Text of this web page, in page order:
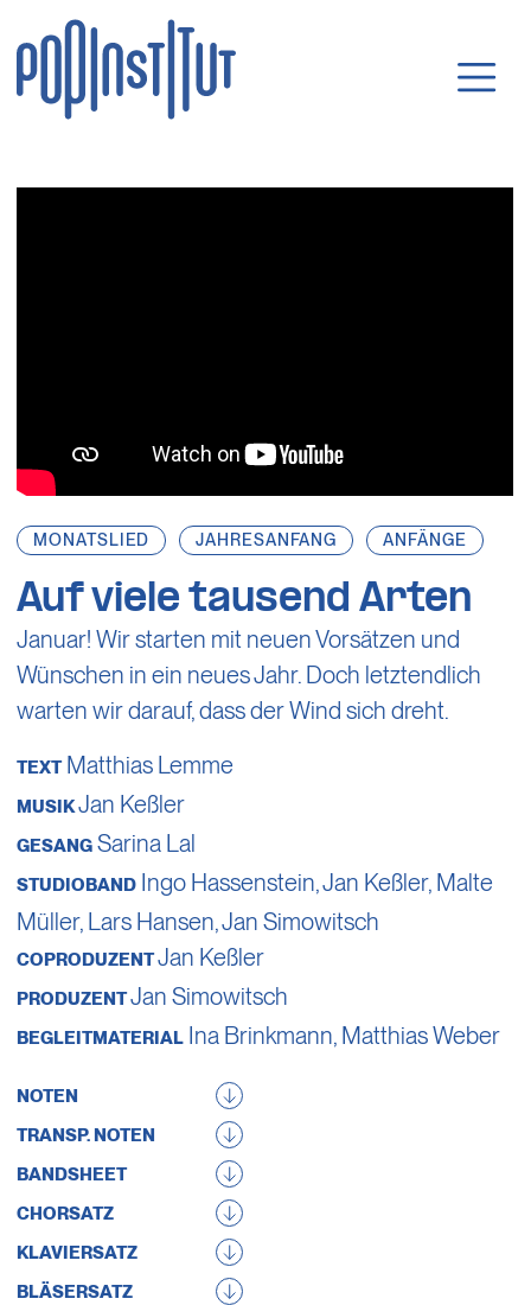
Direkt zum Inhalt wechseln
MONATSLIED JAHRESANFANG ANFÄNGE
Auf viele tausend Arten
Januar! Wir starten mit neuen Vorsätzen und
Wünschen in ein neues Jahr. Doch letztendlich
warten wir darauf, dass der Wind sich dreht.
TEXT Matthias Lemme
MUSIKJan Keßler
GESANG Sarina Lal
STUDIOBAND Ingo Hassenstein,Jan Keßler, Malte
Müller, Lars Hansen,Jan Simowitsch
COPRODUZENTJan Keßler
PRODUZENTJan Simowitsch
BEGLEITMATERIAL Ina Brinkmann, Matthias Weber
NOTEN
TRANSP. NOTEN
BANDSHEET
CHORSATZ
KLAVIERSATZ
BLÄSERSATZ